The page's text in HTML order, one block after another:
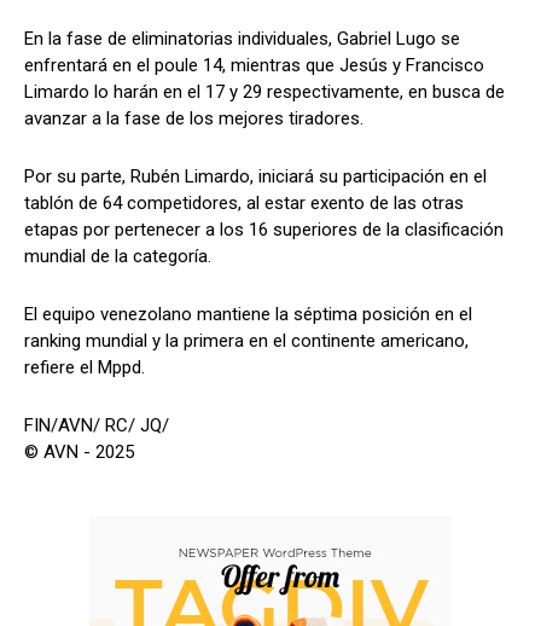
En la fase de eliminatorias individuales, Gabriel Lugo se
enfrentará en el poule 14, mientras que Jesús y Francisco
Limardo lo harán en el 17 y 29 respectivamente, en busca de
avanzar a la fase de los mejores tiradores.
Por su parte, Rubén Limardo, iniciará su participación en el
tablón de 64 competidores, al estar exento de las otras
etapas por pertenecer a los 16 superiores de la clasificación
mundial de la categoría.
El equipo venezolano mantiene la séptima posición en el
ranking mundial y la primera en el continente americano,
refiere el Mppd.
FIN/AVN/ RC/ JQ/
© AVN - 2025